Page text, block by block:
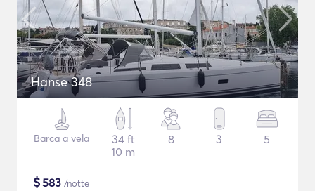
Hanse 348
Barca a vela
34 ft
10 m
8 3 5
$583 /notte